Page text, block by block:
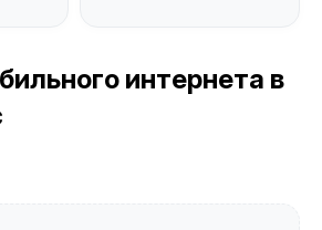
интернета в